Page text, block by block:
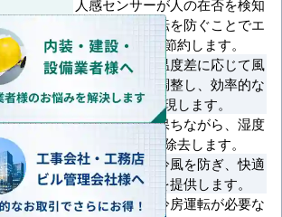
御
人感センサーが人の在否を検知
し、無駄な運転を防ぐことでエ
ネルギーを節約します。
部屋の状況や温度差に応じて風
量を自動的に調整し、効率的な
空調を実現します。
室温を適切に保ちながら、湿度
を効果的に除去します。
ト
暖房開始時に冷風を防ぎ、快適
な暖房運転を提供します。
転
季節を問わず冷房運転が必要な